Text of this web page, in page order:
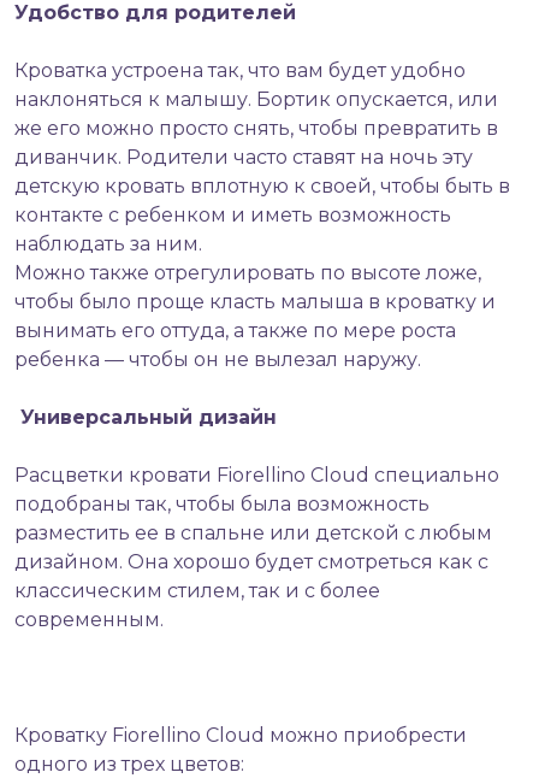
Удобство для родителей
Кроватка устроена так, что вам будет удобно
наклоняться к малышу. Бортик опускается, или
же его можно просто снять, чтобы превратить в
диванчик. Родители часто ставят на ночь эту
детскую кровать вплотную к своей, чтобы быть в
контакте с ребенком и иметь возможность
наблюдать за ним.
Можно также отрегулировать по высоте ложе,
чтобы было проще класть малыша в кроватку и
вынимать его оттуда, а также по мере роста
ребенка — чтобы он не вылезал наружу.
Универсальный дизайн
Расцветки кровати Fiorellino Cloud специально
подобраны так, чтобы была возможность
разместить ее в спальне или детской с любым
дизайном. Она хорошо будет смотреться как с
классическим стилем, так и с более
современным.
Кроватку Fiorellino Cloud можно приобрести
одного из трех цветов: